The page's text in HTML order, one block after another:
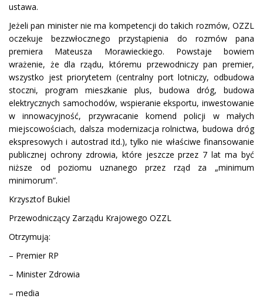
ustawa.
Jeżeli pan minister nie ma kompetencji do takich rozmów, OZZL
oczekuje bezzwłocznego przystąpienia do rozmów pana
premiera Mateusza Morawieckiego. Powstaje bowiem
wrażenie, że dla rządu, któremu przewodniczy pan premier,
wszystko jest priorytetem (centralny port lotniczy, odbudowa
stoczni, program mieszkanie plus, budowa dróg, budowa
elektrycznych samochodów, wspieranie eksportu, inwestowanie
w innowacyjność, przywracanie komend policji w małych
miejscowościach, dalsza modernizacja rolnictwa, budowa dróg
ekspresowych i autostrad itd.), tylko nie właściwe finansowanie
publicznej ochrony zdrowia, które jeszcze przez 7 lat ma być
niższe od poziomu uznanego przez rząd za „minimum
minimorum”.
Krzysztof Bukiel
Przewodniczący Zarządu Krajowego OZZL
Otrzymują:
– Premier RP
– Minister Zdrowia
– media